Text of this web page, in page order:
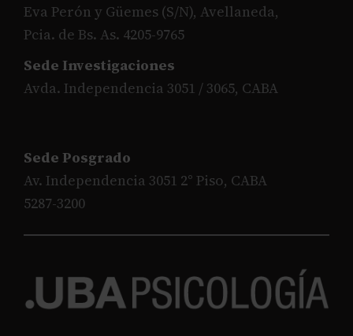
Eva Perón y Güemes (S/N), Avellaneda,
Pcia. de Bs. As. 4205-9765
Sede Investigaciones
Avda. Independencia 3051 / 3065, CABA
Sede Posgrado
Av. Independencia 3051 2° Piso, CABA
5287-3200